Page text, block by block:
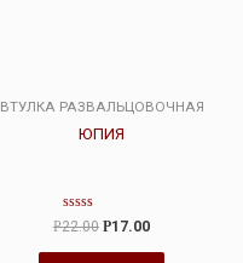
ВТУЛКА РАЗВАЛЬЦОВОЧНАЯ
ЮПИЯ
Оценка
0
из
Р22.00 Р17.00